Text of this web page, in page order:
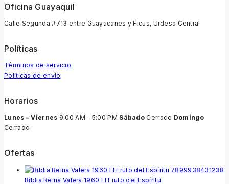
Oficina Guayaquil
Calle Segunda #713 entre Guayacanes y Ficus, Urdesa Central
Políticas
Términos de servicio
Políticas de envío
Horarios
Lunes – Viernes 9:00 AM – 5:00 PM Sábado Cerrado Domingo
Cerrado
Ofertas
Biblia Reina Valera 1960 El Fruto del Espíritu